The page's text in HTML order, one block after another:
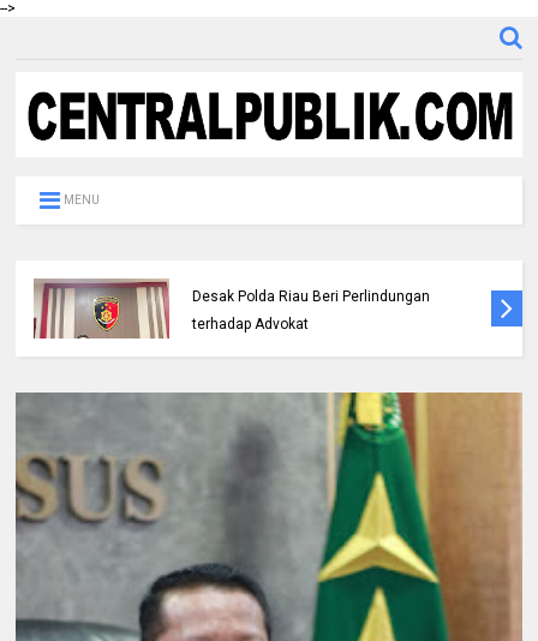
-->
MENU
Desak Polda Riau Beri Perlindungan
terhadap Advokat